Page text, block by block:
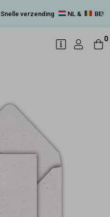
Snelle verzending NL & BE!
0